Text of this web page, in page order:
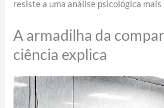
resiste a uma análise psicológica
A armadilha da
ciência explica